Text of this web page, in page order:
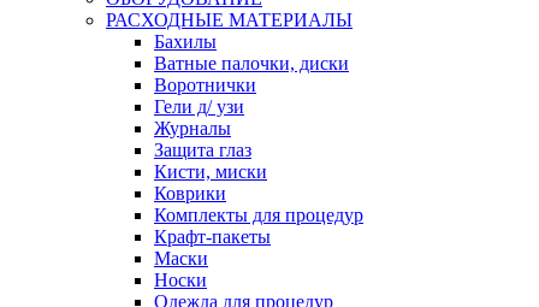
РАСХОДНЫЕ МАТЕРИАЛЫ
Бахилы
Ватные палочки, диски
Воротнички
Гели д/ узи
Журналы
Защита глаз
Кисти, миски
Коврики
Комплекты для процедур
Крафт-пакеты
Маски
Носки
Одежда для процедур